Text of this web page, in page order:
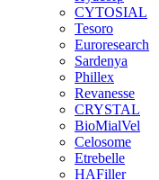
CYTOSIAL
Tesoro
Euroresearch
Sardenya
Phillex
Revanesse
CRYSTAL
BioMialVel
Celosome
Etrebelle
HAFiller